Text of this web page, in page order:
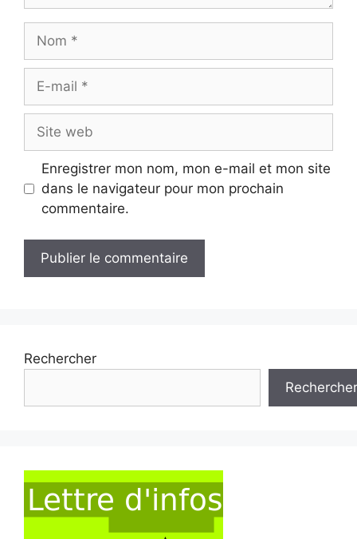
Nom
Site
web
Enregistrer mon nom, mon e-mail et mon site
dans le navigateur pour mon prochain
commentaire.
Rechercher
Rechercher